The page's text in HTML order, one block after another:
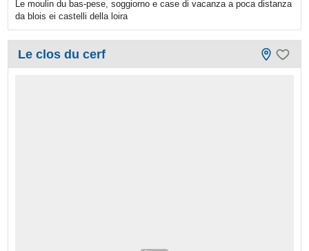
Le moulin du bas-pese, soggiorno e case di vacanza a poca distanza
da blois ei castelli della loira
Le clos du cerf